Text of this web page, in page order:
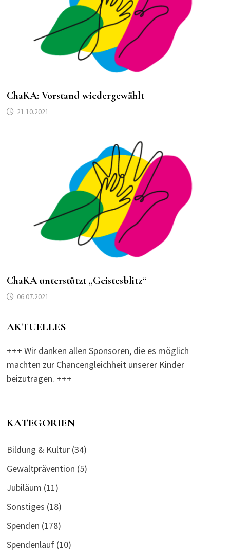
ChaKA: Vorstand wiedergewählt
21.10.2021
ChaKA unterstützt „Geistesblitz“
06.07.2021
AKTUELLES
+++ Wir danken allen Sponsoren, die es möglich
machten zur Chancengleichheit unserer Kinder
beizutragen. +++
KATEGORIEN
Bildung & Kultur(34)
Gewaltprävention (5)
Jubiläum (11)
Sonstiges (18)
Spenden (178)
Spendenlauf(10)